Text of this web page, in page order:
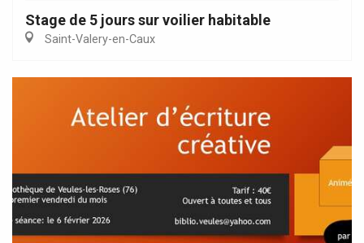
Stage de 5 jours sur voilier habitable
Saint-Valery-en-Caux